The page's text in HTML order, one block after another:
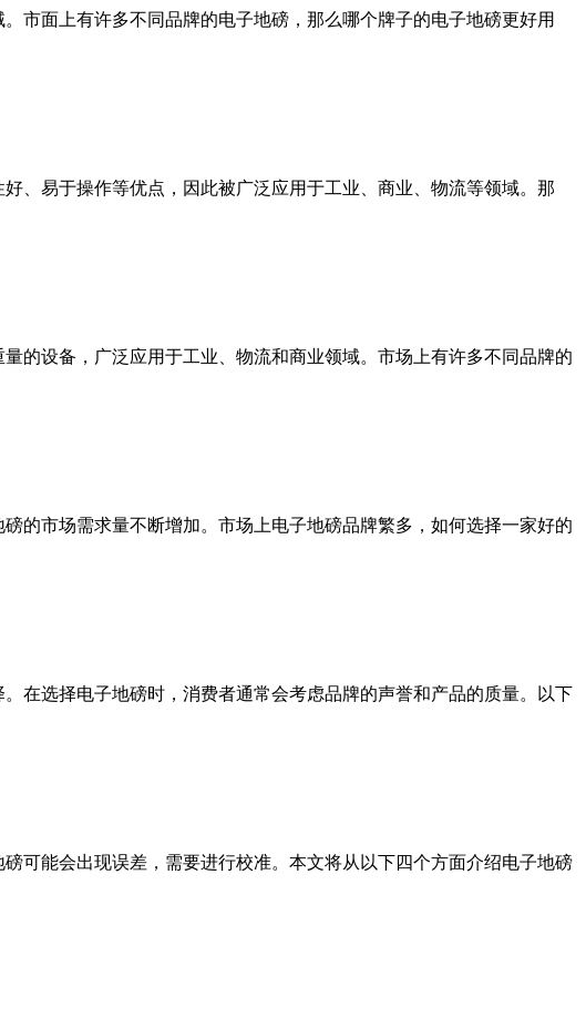
市面上有许多不同品牌的电子地磅，那么哪个牌子的电子地磅更好用
、易于操作等优点，因此被广泛应用于工业、商业、物流等领域。那
的设备，广泛应用于工业、物流和商业领域。市场上有许多不同品牌的
的市场需求量不断增加。市场上电子地磅品牌繁多，如何选择一家好的
在选择电子地磅时，消费者通常会考虑品牌的声誉和产品的质量。以下
可能会出现误差，需要进行校准。本文将从以下四个方面介绍电子地磅